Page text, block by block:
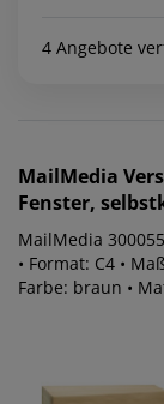
4 Angebote
MailMedia
Fenster,
MailMedia
• Format: C4 •
Farbe: braun •